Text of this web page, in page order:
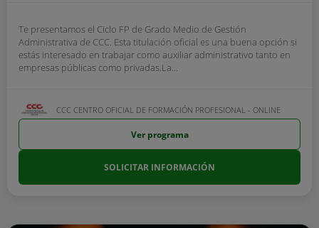
Te presentamos el Ciclo FP de Grado Medio de Gestión
Administrativa de CCC. Esta titulación oficial es una buena opción si
estás interesado en trabajar como auxiliar administrativo tanto en
empresas públicas como privadas.La...
CCC CENTRO OFICIAL DE FORMACIÓN PROFESIONAL - ONLINE
Ver programa
SOLICITAR INFORMACIÓN